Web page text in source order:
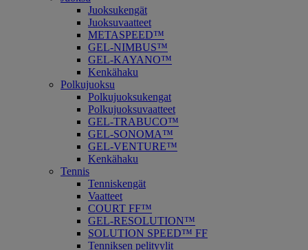
Juoksukengät
Juoksuvaatteet
METASPEED™
GEL-NIMBUS™
GEL-KAYANO™
Kenkähaku
Polkujuoksu
Polkujuoksukengat
Polkujuoksuvaatteet
GEL-TRABUCO™
GEL-SONOMA™
GEL-VENTURE™
Kenkähaku
Tennis
Tenniskengät
Vaatteet
COURT FF™
GEL-RESOLUTION™
SOLUTION SPEED™ FF
Tenniksen pelityylit